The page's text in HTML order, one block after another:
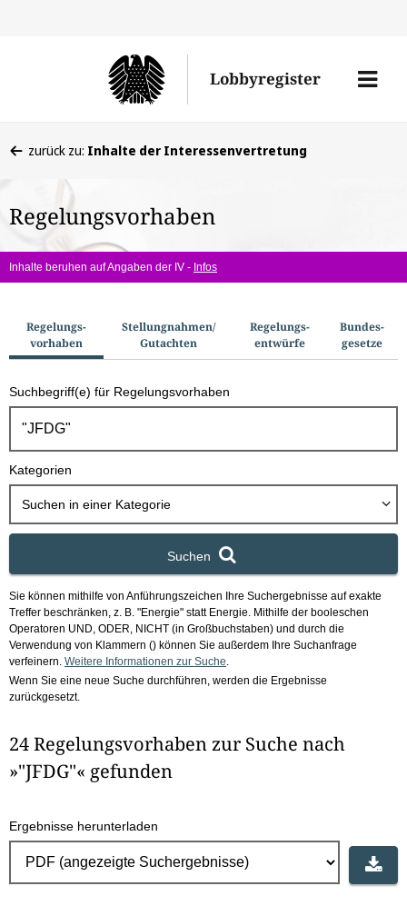
den
Lobbyregister
Menü
befinden
hier:
zurück zu: Inhalte der Interessenvertretung
Regelungsvorhaben
Inhalte beruhen auf Angaben der IV - Infos
u
c
h
o
Regelungs­
vorhaben
Stellungnahmen/​
Gutachten
Regelungs­
entwürfe
Bundes­
gesetze
Suchbegriff(e) für Regelungsvorhaben
Kategorien
Suchen in einer Kategorie
Suchen
Sie können mithilfe von Anführungszeichen Ihre Suchergebnisse auf exakte
Treffer beschränken, z. B. "Energie" statt Energie. Mithilfe der booleschen
Operatoren UND, ODER, NICHT (in Großbuchstaben) und durch die
Verwendung von Klammern () können Sie außerdem Ihre Suchanfrage
verfeinern. Weitere Informationen zur Suche
Wenn Sie eine neue Suche durchführen, werden die Ergebnisse
zurückgesetzt.
24 Regelungsvorhaben zur Suche nach
»"JFDG"« gefunden
Ergebnisse herunterladen